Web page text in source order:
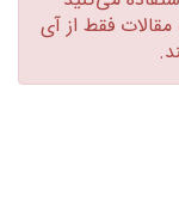
فقط از آی